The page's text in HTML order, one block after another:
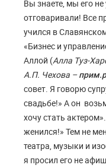
Вы знаете, мы его
отговаривали! Все
учился в
«Бизнес и
Аллой (Алла Туз-
А.П. Чехова –
совет. Я говорю
свадьбе!» А он
хочу стать
женился!» Тем не
театра, музыки и
я просил его не